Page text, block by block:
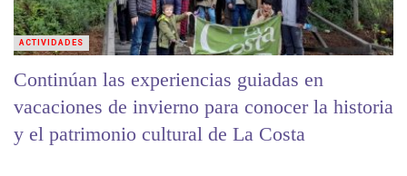
Continúan las experiencias guiadas en
vacaciones de invierno para conocer la historia
y el patrimonio cultural de La Costa
ACTIVIDADES